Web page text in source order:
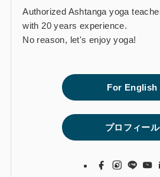
Authorized Ashtanga yoga
with 20 years experience.
No reason, let's enjoy yoga!
For English
プロフィール